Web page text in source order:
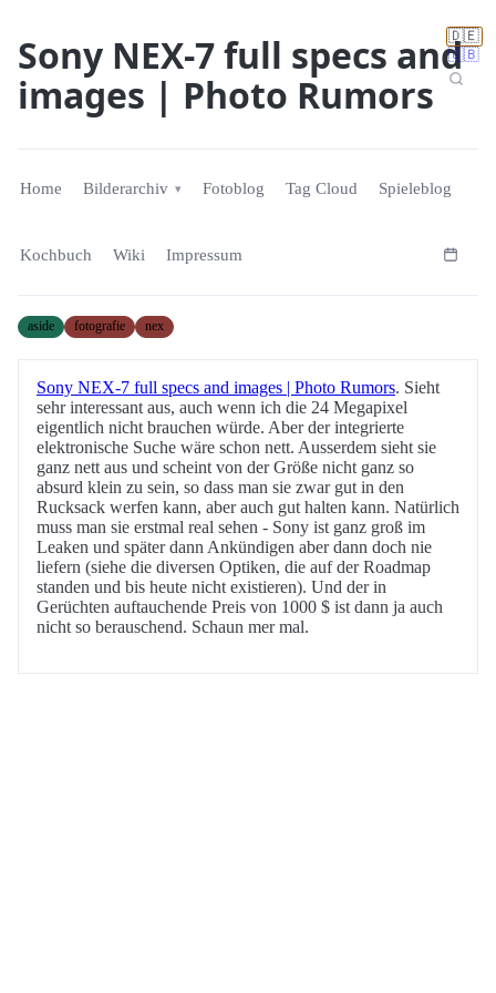
🇩🇪
🇬🇧
Sony NEX-7 full specs and
images | Photo Rumors
Home Bilderarchiv Fotoblog Tag Cloud Spieleblog
Kochbuch Wiki Impressum
aside fotografie nex
Sony NEX-7 full specs and images | Photo Rumors. Sieht
sehr interessant aus, auch wenn ich die 24 Megapixel
eigentlich nicht brauchen würde. Aber der integrierte
elektronische Suche wäre schon nett. Ausserdem sieht sie
ganz nett aus und scheint von der Größe nicht ganz so
absurd klein zu sein, so dass man sie zwar gut in den
Rucksack werfen kann, aber auch gut halten kann. Natürlich
muss man sie erstmal real sehen - Sony ist ganz groß im
Leaken und später dann Ankündigen aber dann doch nie
liefern (siehe die diversen Optiken, die auf der Roadmap
standen und bis heute nicht existieren). Und der in
Gerüchten auftauchende Preis von 1000 $ ist dann ja auch
nicht so berauschend. Schaun mer mal.